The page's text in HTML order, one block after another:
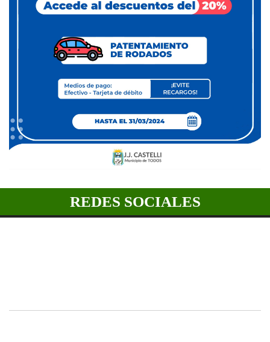
REDES SOCIALES